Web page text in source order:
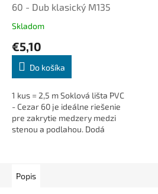
60 - Dub klasický M135
Skladom
€5,10
Do košíka
1 kus = 2,5 m Soklová lišta PVC
- Cezar 60 je ideálne riešenie
pre zakrytie medzery medzi
stenou a podlahou. Dodá
Popis